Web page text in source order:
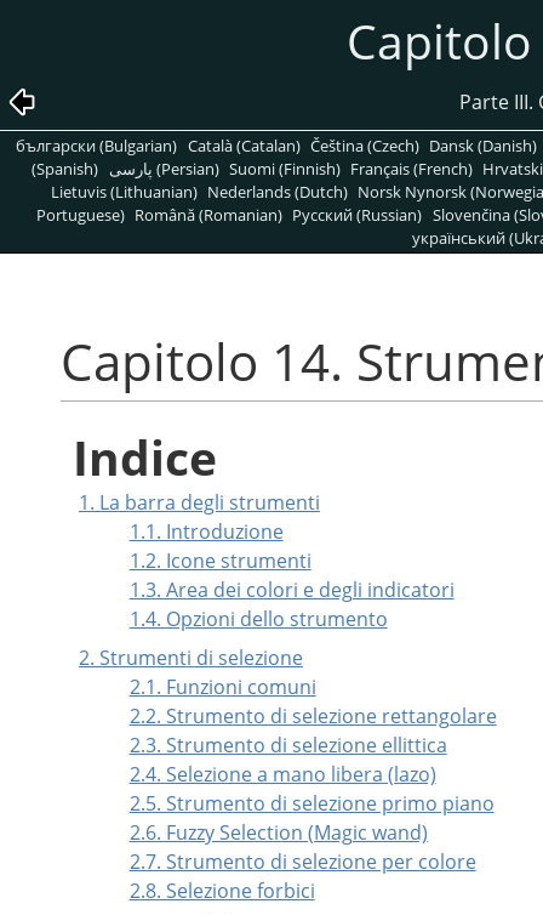
Parte
български (Bulgarian) Català (Catalan) Čeština (Czech) Dansk (Danish)
(Spanish)
پارسی (Persian) Suomi (Finnish) Français (French)
Lietuvis (Lithuanian) Nederlands (Dutch) Norsk Nynorsk
Portuguese) Română (Romanian) Pусский (Russian) Slovenčina
український
Capitolo 14.
Indice
1. La barra degli strumenti
1.1. Introduzione
1.2. Icone strumenti
1.3. Area dei colori e degli indicatori
1.4. Opzioni dello strumento
2. Strumenti di selezione
2.1. Funzioni comuni
2.2. Strumento di selezione rettangolare
2.3. Strumento di selezione ellittica
2.4. Selezione a mano libera (lazo)
2.5. Strumento di selezione primo piano
2.6. Fuzzy Selection (Magic wand)
2.7. Strumento di selezione per colore
2.8. Selezione forbici